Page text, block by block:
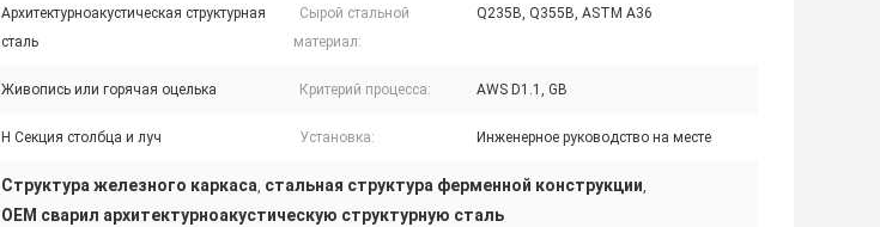
Архитектурноакустическая структурная
сталь
Сырой стальной
материал:
Q235B, Q355B, ASTM A36
Живопись или горячая оцелька Критерий процесса: AWS D1.1, GB
H Секция столбца и луч Установка: Инженерное руководство на месте
Структура железного каркаса, стальная структура ферменной конструкции,
OEM сварил архитектурноакустическую структурную сталь